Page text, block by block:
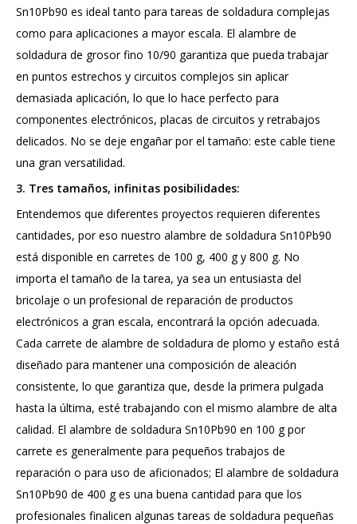
Sn10Pb90 es ideal tanto para tareas de soldadura complejas
como para aplicaciones a mayor escala. El alambre de
soldadura de grosor fino 10/90 garantiza que pueda trabajar
en puntos estrechos y circuitos complejos sin aplicar
demasiada aplicación, lo que lo hace perfecto para
componentes electrónicos, placas de circuitos y retrabajos
delicados. No se deje engañar por el tamaño: este cable tiene
una gran versatilidad.
3. Tres tamaños, infinitas posibilidades:
Entendemos que diferentes proyectos requieren diferentes
cantidades, por eso nuestro alambre de soldadura Sn10Pb90
está disponible en carretes de 100 g, 400 g y 800 g. No
importa el tamaño de la tarea, ya sea un entusiasta del
bricolaje o un profesional de reparación de productos
electrónicos a gran escala, encontrará la opción adecuada.
Cada carrete de alambre de soldadura de plomo y estaño está
diseñado para mantener una composición de aleación
consistente, lo que garantiza que, desde la primera pulgada
hasta la última, esté trabajando con el mismo alambre de alta
calidad. El alambre de soldadura Sn10Pb90 en 100 g por
carrete es generalmente para pequeños trabajos de
reparación o para uso de aficionados; El alambre de soldadura
Sn10Pb90 de 400 g es una buena cantidad para que los
profesionales finalicen algunas tareas de soldadura pequeñas